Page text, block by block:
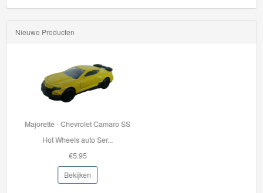
Nieuwe Producten
33996 BRIO Container Kraan
Met de 33996 Contain...